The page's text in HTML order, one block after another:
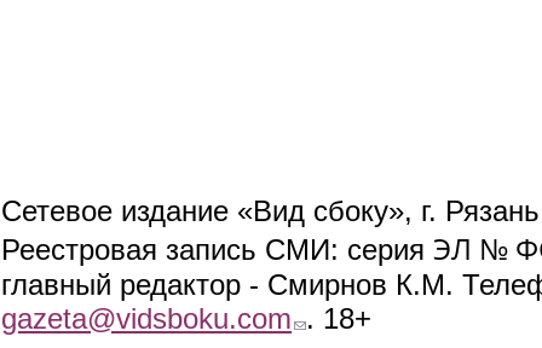
Сетевое издание «Вид сбоку», г.
Реестровая запись СМИ: серия ЭЛ №
главный редактор - Смирнов К.М.
gazeta@vidsboku.com (link sends e-mail)
. 18+